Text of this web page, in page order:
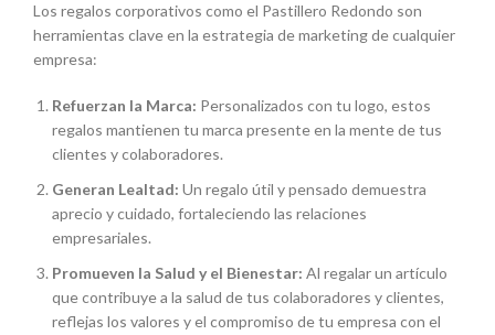
Los regalos corporativos como el Pastillero Redondo son
herramientas clave en la estrategia de marketing de cualquier
empresa:
Refuerzan la Marca: Personalizados con tu logo, estos
regalos mantienen tu marca presente en la mente de tus
clientes y colaboradores.
Generan Lealtad: Un regalo útil y pensado demuestra
aprecio y cuidado, fortaleciendo las relaciones
empresariales.
Promueven la Salud y el Bienestar: Al regalar un artículo
que contribuye a la salud de tus colaboradores y clientes,
reflejas los valores y el compromiso de tu empresa con el